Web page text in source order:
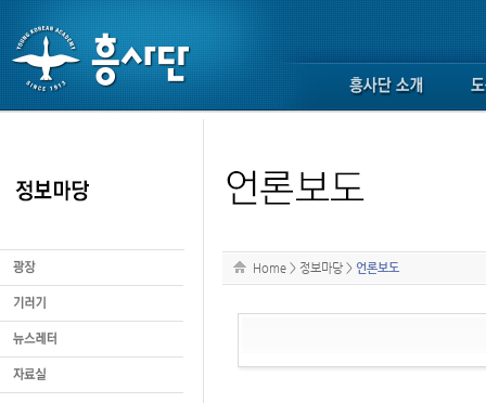
Home > 정보마당 > 언론보도